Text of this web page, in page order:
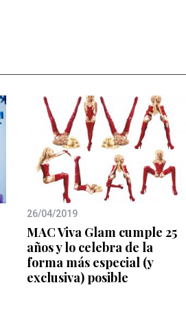
26/04/2019
MAC Viva Glam cumple 25
años y lo celebra de la
forma más especial (y
exclusiva) posible